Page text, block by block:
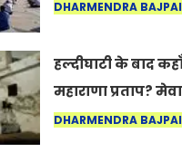
अंतरराष्ट्रीय योग
DHARMENDRA BAJPAI
हल्दीघाटी के बाद
महाराणा प्रताप?
का वह अनकहा
DHARMENDRA BAJPAI